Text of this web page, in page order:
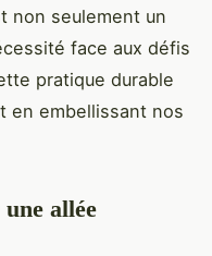
non seulement un
face aux défis
pratique durable
en embellissant nos
allée